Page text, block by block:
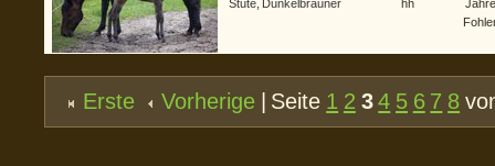
Stute Dunkelbrauner hh
Jahre
Erste Vorherige | Seite 1 2 3 4 5 6 7 8